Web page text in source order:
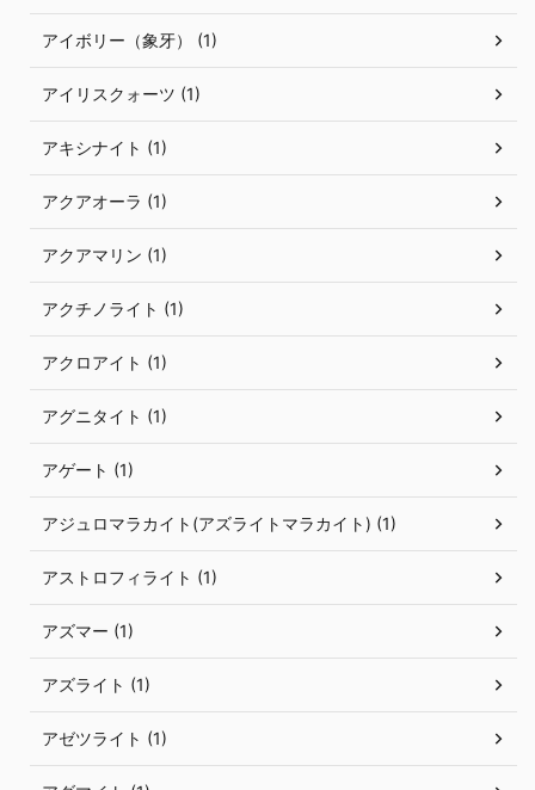
アイボリー（象牙） (1)
アイリスクォーツ (1)
アキシナイト (1)
アクアオーラ (1)
アクアマリン (1)
アクチノライト (1)
アクロアイト (1)
アグニタイト (1)
アゲート (1)
アジュロマラカイト(アズライトマラカイト) (1)
アストロフィライト (1)
アズマー (1)
アズライト (1)
アゼツライト (1)